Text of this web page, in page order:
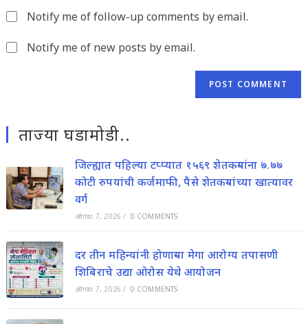
URL
Notify me of follow-up comments by email.
Notify me of new posts by email.
ताज्या घडामोडी..
जिल्ह्यात पहिल्या टप्प्यात १५६९ शेतकऱ्यांना ७.७७
कोटी रुपयांची कर्जमाफी, पैसे शेतकऱ्यांच्या खात्यावर
वर्ग
ऑगस्ट 7, 2026 / 0 COMMENTS
दर तीन महिन्यांनी होणाऱ्या मेगा आरोग्य तपासणी
शिबिराचे उद्या ओरोस येथे आयोजन
ऑगस्ट 7, 2026 / 0 COMMENTS